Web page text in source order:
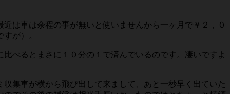
は車は余程の事が無いと使いませんから一ヶ月で￥２，０
が）。
べるとまさに１０分の１で済んでいるのです。凄いですよ
集車が横から飛び出して来まして、あと一秒早く出ていた